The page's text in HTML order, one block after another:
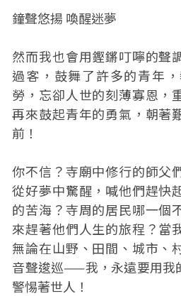
鐘聲悠揚 喚醒迷夢
然而我也會用鏗鏘叮嚀的聲
過客，鼓舞了許多的青年
勞，忘卻人世的刻薄寡恩，
再來鼓起青年的勇氣，朝著
前！
你不信？寺廟中修行的師父
從好夢中驚醒，喊他們趕快
的苦海？寺周的居民哪一個
來趕著他們人生的旅程？當
無論在山野、田間、城市、
音聲逡巡——我，永遠要用我
警惕著世人！